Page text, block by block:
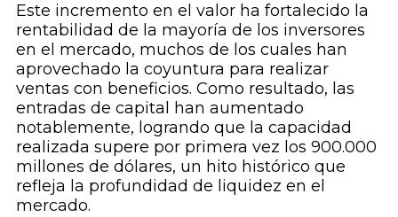
Este incremento en el valor ha fortalecido la
rentabilidad de la mayoría de los inversores
en el mercado, muchos de los cuales han
aprovechado la coyuntura para realizar
ventas con beneficios. Como resultado, las
entradas de capital han aumentado
notablemente, logrando que la capacidad
realizada supere por primera vez los 900.000
millones de dólares, un hito histórico que
refleja la profundidad de liquidez en el
mercado.